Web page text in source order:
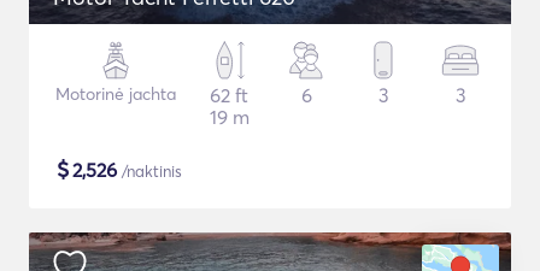
Motorinė jachta
62 ft
19 m
6 3 3
$2,526 /naktinis